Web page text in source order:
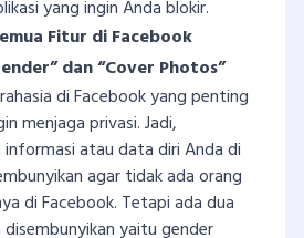
yang ingin Anda blokir.
Fitur di Facebook
dan “Cover Photos”
di Facebook yang penting
menjaga privasi. Jadi,
informasi atau data diri Anda di
agar tidak ada orang
di Facebook. Tetapi ada dua
yaitu gender